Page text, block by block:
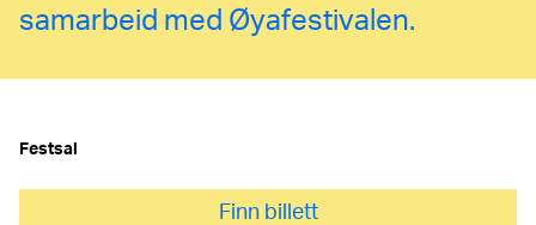
samarbeid med Øyafestivalen.
Festsal
Finn billett